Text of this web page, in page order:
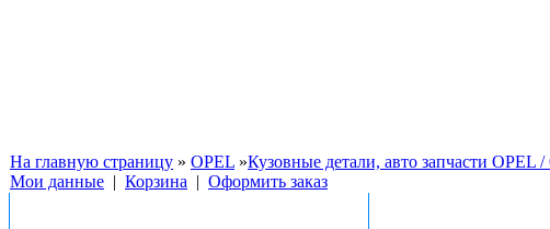
На главную страницу » OPEL »Кузовные детали, авто запчасти
Мои данные | Корзина | Оформить заказ